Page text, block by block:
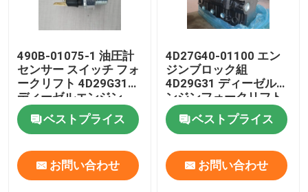
家へ
490B-01075-1 油圧計
センサー スイッチ フォ
ークリフト 4D29G31
ディーゼルエンジン
ベストプライス
お問い合わせ
4D27G40-01100 エン
ジンブロック組
4D29G31 ディーゼルエ
ンジンフォークリフト
ベストプライス
お問い合わせ